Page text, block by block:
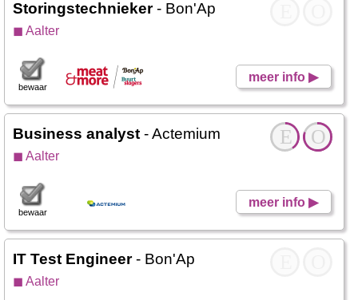
Storingstechnieker- Bon'Ap
◼ Aalter
meer info ▶
bewaar
O
E
Business analyst - Actemium
◼ Aalter
meer info ▶
bewaar
IT Test Engineer- Bon'Ap
◼ Aalter